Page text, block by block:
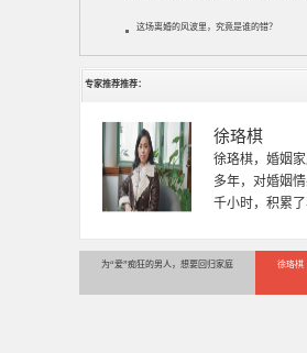
这场离婚的风波里，究竟是谁的错？
专家推荐推荐：
徐珞棋
徐珞棋，婚姻
多年，对婚姻
千小时，积累
为“爱”痴狂的男人，想要回归家庭 徐珞棋